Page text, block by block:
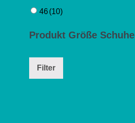
46(10)
Produkt Größe Schuhe
Filter